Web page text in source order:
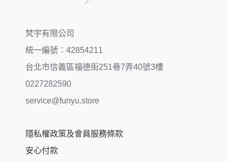
梵宇有限公司
統一編號：42854211
台北市信義區福德街251巷7弄40號3樓
0227282590
service@funyu.store
隱私權政策及會員服務條款
安心付款